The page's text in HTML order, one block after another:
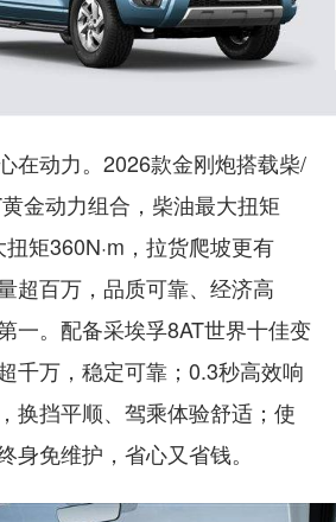
在动力。2026款金刚炮搭载柴/
金动力组合，柴油最大扭矩
矩360N·m，拉货爬坡更有
超百万，品质可靠、经济高
一。配备采埃孚8AT世界十佳变
千万，稳定可靠；0.3秒高效响
换挡平顺、驾乘体验舒适；使
身免维护，省心又省钱。